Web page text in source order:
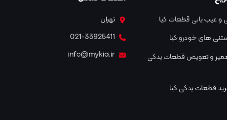
و عیب یابی قطعات کیا
های خودرو کیا
و تعویض قطعات یدکی
قطعات یدکی کیا
تهران
021-33925411
info@mykia.ir